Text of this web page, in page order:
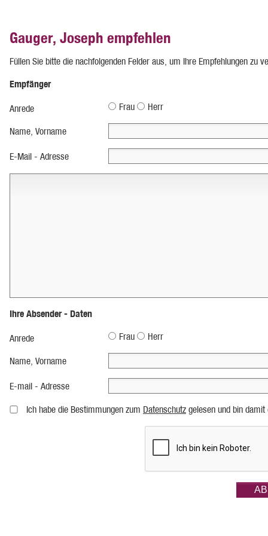
Gauger, Joseph empfehlen
Füllen Sie bitte die nachfolgenden Felder aus, um Ihre Empfehlungen zu
Empfänger
Anrede Frau Herr
Name, Vorname
E-Mail - Adresse
Ihre Absender - Daten
Anrede Frau Herr
Name, Vorname
E-mail - Adresse
Ich habe die Bestimmungen zum Datenschutz gelesen und bin